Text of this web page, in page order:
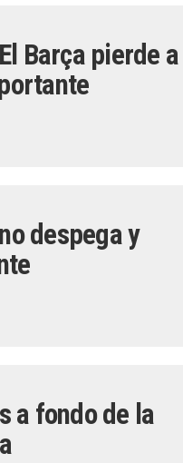
Barça pierde a
despega y
a fondo de la